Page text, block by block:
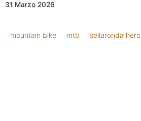
31 Marzo 2026
mountain bike mtb sellaronda hero